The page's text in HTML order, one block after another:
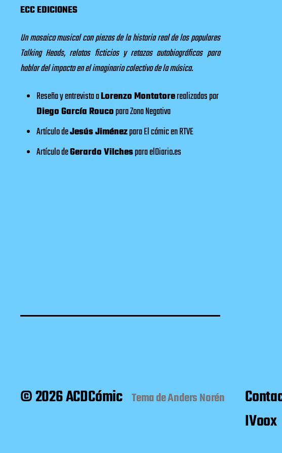
ECC EDICIONES
Un mosaico musical con piezas de la historia real de los populares
Talking Heads, relatos ficticios y retazos autobiográficos para
hablar del impacto en el imaginario colectivo de la música.
Reseña y entrevista aLorenzo Montatorerealizadas por
Diego García RoucoparaZona Negativa
Artículo deJesús JiménezparaEl cómic en RTVE
Artículo deGerardo VilchesparaelDiario.es
© 2026 ACDCómic Tema deAnders Norén
IVoox